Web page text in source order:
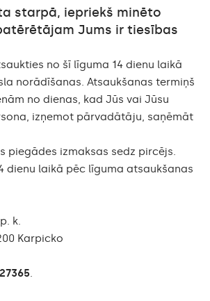
starpā, iepriekš minēto
Jums ir tiesības
no šī līguma 14 dienu laikā
norādīšanas. Atsaukšanas termiņš
no dienas, kad Jūs vai Jūsu
izņemot pārvadātāju, saņēmāt
piegādes izmaksas sedz pircējs.
dienu laikā pēc līguma atsaukšanas
k.
Karpicko
.